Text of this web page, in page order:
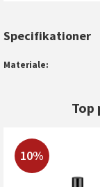
Specifikationer
Materiale
10%